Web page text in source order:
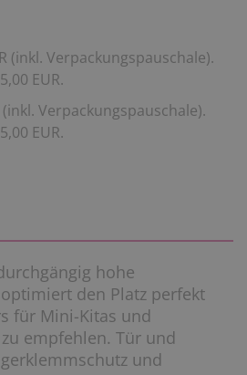
(inkl. Verpackungspauschale).
EUR.
(inkl. Verpackungspauschale).
EUR.
hohe
den Platz perfekt
für Mini-Kitas und
empfehlen. Tür und
und